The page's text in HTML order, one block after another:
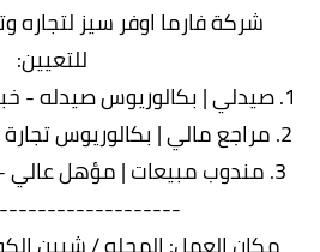
شركة فارما اوفر سيز لتجاره
للتعيين:
1. صيدلي | بكالوريوس صيدله - خبرة لا تقل عن 3 سنوات
2. مراجع مالي | بكالوريوس تجارة - خبرة لا تقل عن سنة
3. مندوب مبيعات | مؤهل عالي - خبرة لا تقل عن سنة